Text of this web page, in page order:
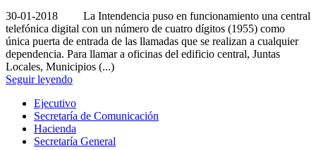
30-01-2018 La Intendencia puso en funcionamiento una central
telefónica digital con un número de cuatro dígitos (1955) como
única puerta de entrada de las llamadas que se realizan a cualquier
dependencia. Para llamar a oficinas del edificio central, Juntas
Locales, Municipios (...)
Seguir leyendo
Ejecutivo
Secretaría de Comunicación
Hacienda
Secretaría General